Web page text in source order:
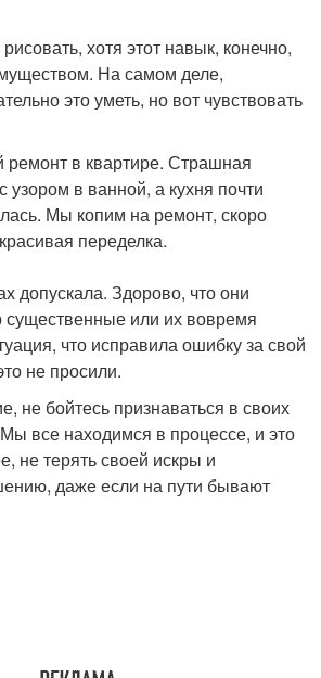
хотя этот навык, конечно,
На самом деле,
это уметь, но вот чувствовать
в квартире. Страшная
узором в ванной, а кухня почти
Мы копим на ремонт, скоро
переделка.
допускала. Здорово, что они
существенные или их вовремя
что исправила ошибку за свой
не просили.
не бойтесь признаваться в своих
все находимся в процессе, и это
не терять своей искры и
даже если на пути бывают